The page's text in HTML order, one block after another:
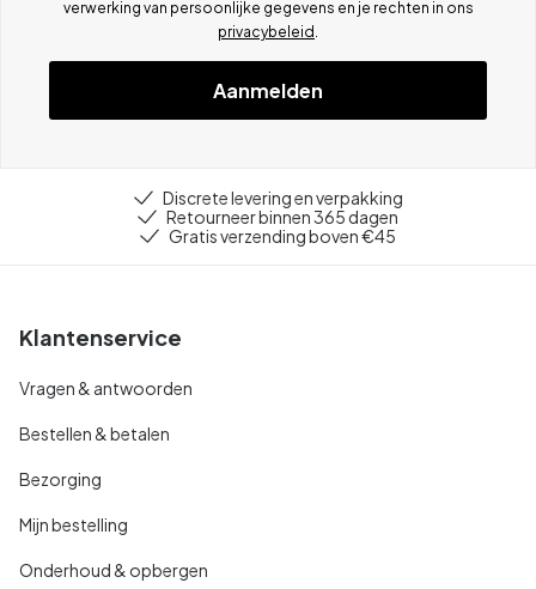
verwerking van persoonlijke gegevens en je rechten in ons
privacybeleid
Aanmelden
Discrete levering en verpakking
Retourneer binnen 365 dagen
Gratis verzending boven €45
Klantenservice
Vragen & antwoorden
Bestellen & betalen
Bezorging
Mijn bestelling
Onderhoud & opbergen